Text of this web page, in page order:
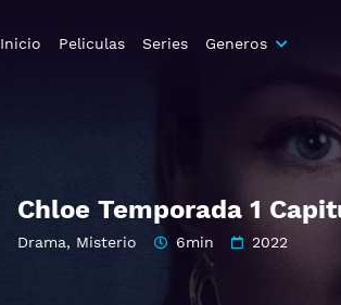
Inicio Peliculas Series Generos
Chloe Temporada 1
Drama, Misterio 6min 2022